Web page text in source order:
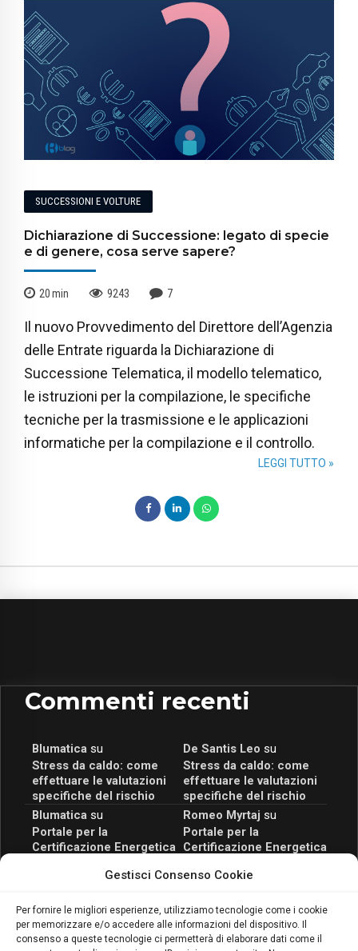
Gestisci Consenso Cookie
Per fornire le migliori esperienze, utilizziamo tecnologie come i cookie
per memorizzare e/o accedere alle informazioni del dispositivo. Il
consenso a queste tecnologie ci permetterà di elaborare dati come il
SUCCESSIONI E VOLTURE
Dichiarazione di Successione: legato di specie
e di genere, cosa serve sapere?
20min 9243 7
Il nuovo Provvedimento del Direttore dell’Agenzia
delle Entrate riguarda la Dichiarazione di
Successione Telematica, il modello telematico,
le istruzioni per la compilazione, le specifiche
tecniche per la trasmissione e le applicazioni
informatiche per la compilazione e il controllo.
LEGGI TUTTO »
Commenti recenti
Blumaticasu
Stress da caldo: come
effettuare le valutazioni
specifiche del rischio
De Santis Leo su
Stress da caldo: come
effettuare le valutazioni
specifiche del rischio
Blumaticasu
Portale per la
Certificazione Energetica
scopri il Corso Blumatica
Romeo Myrtaj su
Portale per la
Certificazione Energetica
scopri il Corso Blumatica
Blumaticasu
Coordinatore della
Sicurezza: cosa è